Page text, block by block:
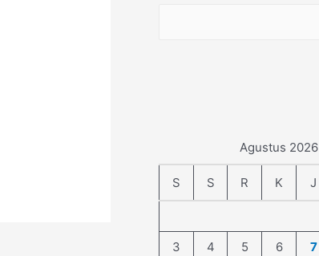
Agustus 2026
S S R K J
3
4 5 6 7